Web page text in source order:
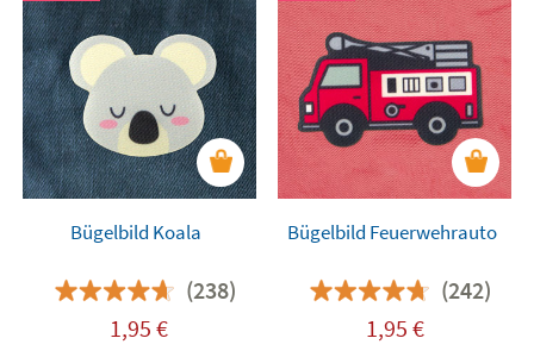
Bügelbild Koala
(238)
1,95 €
Bügelbild Feuerwehrauto
(242)
1,95 €